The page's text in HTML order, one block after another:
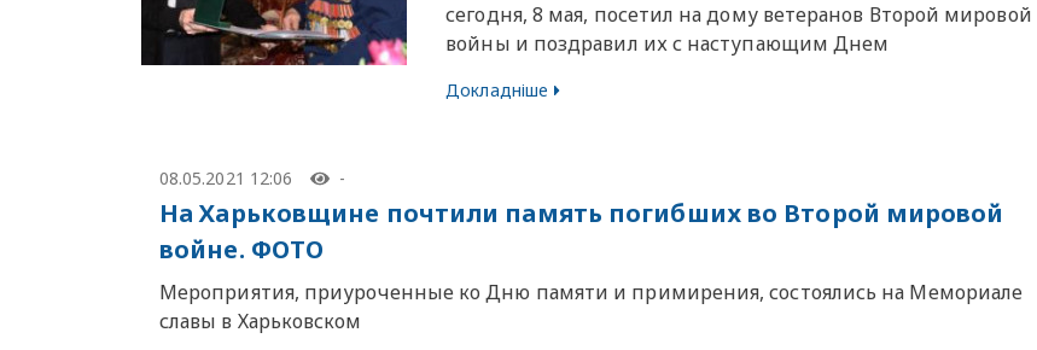
сегодня, 8 мая, посетил на дому ветеранов Второй мировой
войны и поздравил их с наступающим Днем
Докладніше
08.05.2021 12:06 -
На Харьковщине почтили память погибших во Второй мировой
войне. ФОТО
Мероприятия, приуроченные ко Дню памяти и примирения, состоялись на Мемориале
славы в Харьковском